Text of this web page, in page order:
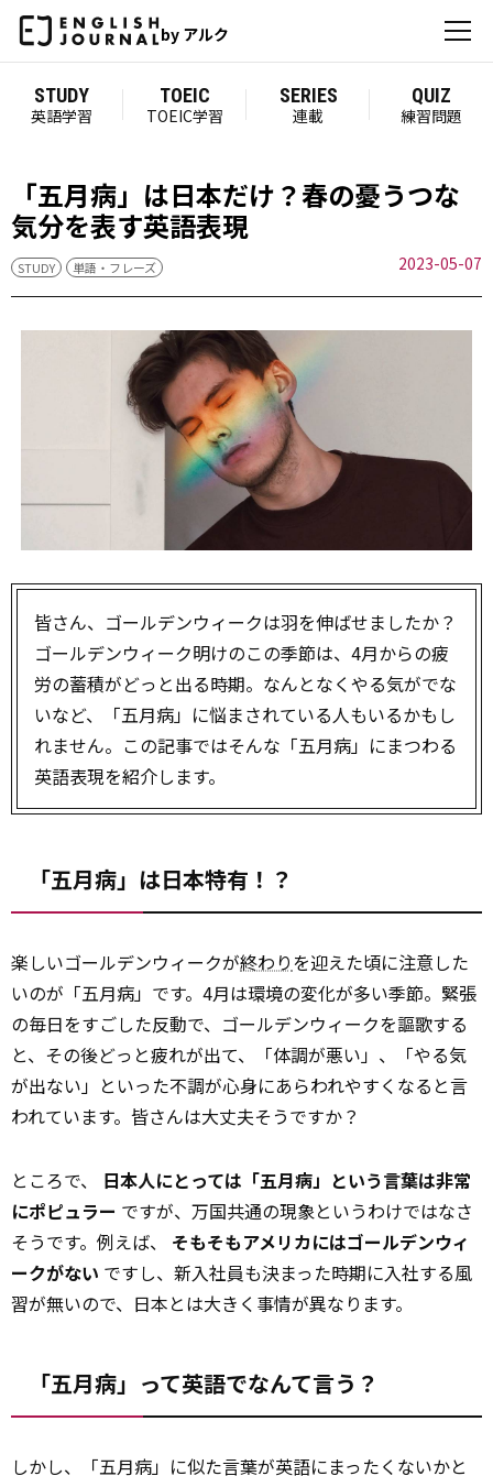
by アルク
STUDY
英語学習
TOEIC
TOEIC学習
SERIES
連載
QUIZ
練習問題
「五月病」は日本だけ？春の憂うつな
気分を表す英語表現
STUDY 単語・フレーズ 2023-05-07
皆さん、ゴールデンウィークは羽を伸ばせましたか？
ゴールデンウィーク明けのこの季節は、4月からの疲
労の蓄積がどっと出る時期。なんとなくやる気がでな
いなど、「五月病」に悩まされている人もいるかもし
れません。この記事ではそんな「五月病」にまつわる
英語表現を紹介します。
「五月病」は日本特有！？
楽しいゴールデンウィークが終わりを迎えた頃に注意した
いのが「五月病」です。4月は環境の変化が多い季節。緊張
の毎日をすごした反動で、ゴールデンウィークを謳歌する
と、その後どっと疲れが出て、「体調が悪い」、「やる気
が出ない」といった不調が心身にあらわれやすくなると言
われています。皆さんは大丈夫そうですか？
ところで、 日本人にとっては「五月病」という言葉は非常
にポピュラー ですが、万国共通の現象というわけではなさ
そうです。例えば、 そもそもアメリカにはゴールデンウィ
ークがない ですし、新入社員も決まった時期に入社する風
習が無いので、日本とは大きく事情が異なります。
「五月病」って英語でなんて言う？
しかし、「五月病」に似た言葉が英語にまったくないかと